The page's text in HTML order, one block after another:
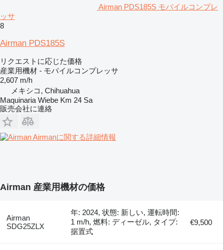
Airman PDS185S モバイルコンプレ
ッサ
8
Airman PDS185S
リクエストに応じた価格
産業用機材 - モバイルコンプレッサ
2,607 m/h
メキシコ, Chihuahua
Maquinaria Wiebe Km 24 Sa
販売会社に連絡
Airmanに関する詳細情報
Airman 産業用機材の価格
Airman
SDG25ZLX
年: 2024, 状態: 新しい, 運転時間:
1 m/h, 燃料: ディーゼル, タイプ:
据置式
€9,500